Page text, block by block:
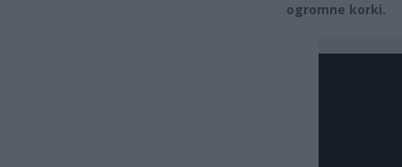
ogromne korki.